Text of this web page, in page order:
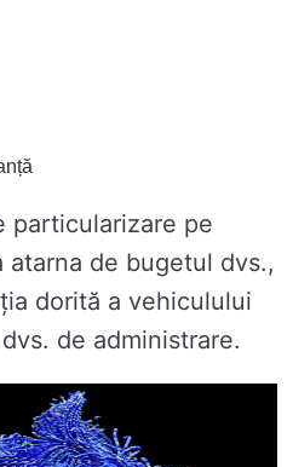
particularizare pe
de bugetul dvs.,
dorită a vehiculului
de administrare.